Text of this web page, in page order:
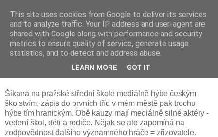
Pražský Třebešín a mé rodné Hranice
Šikana na pražské střední škole mediálně hýbe českým
školstvím, zápis do prvních tříd v mém městě pak trochu
hýbe tím hranickým. Obě kauzy mají mediálně silné aktéry -
vedení škol, děti a rodiče. Nějak se ale zapomíná na
zodpovědnost dalšího významného hráče = zřizovatele.
This site uses cookies from Google to deliver its services
and to analyze traffic. Your IP address and user-agent are
shared with Google along with performance and security
metrics to ensure quality of service, generate usage
statistics, and to detect and address abuse.
LEARN MORE GOT IT